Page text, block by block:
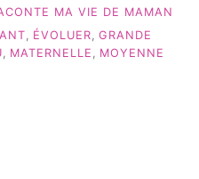
»
MA VIE DE MAMAN
, ÉVOLUER, GRANDE
, MATERNELLE , MOYENNE